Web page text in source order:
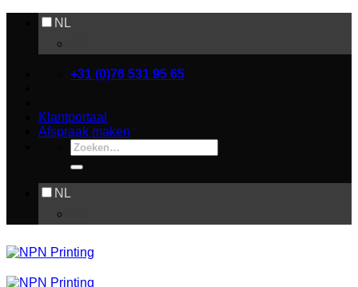
NL
+31 (0)76 531 95 65
Klantportaal
Afspraak maken
Zoeken
naar:
NL